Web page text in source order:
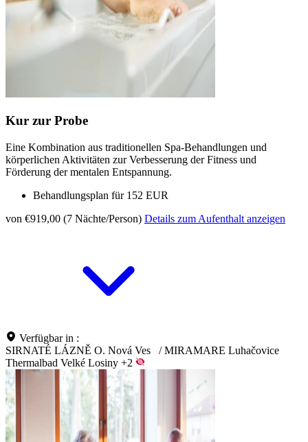
Kur zur Probe
Eine Kombination aus traditionellen Spa-Behandlungen und
körperlichen Aktivitäten zur Verbesserung der Fitness und
Förderung der mentalen Entspannung.
Behandlungsplan für 152 EUR
von €919,00 (7 Nächte/Person) Details zum Aufenthalt anzeigen
Verfügbar in :
SIRNATÉ LÁZNĚ O. Nová Ves
/ MIRAMARE Luhačovice
Thermalbad Velké Losiny +2